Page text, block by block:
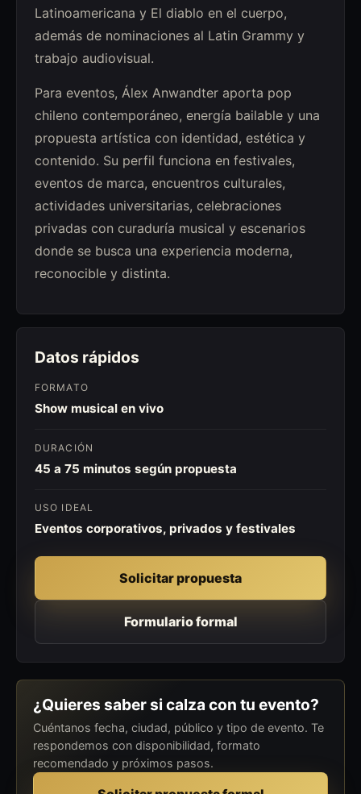
Latinoamericana y El diablo en el cuerpo,
además de nominaciones al Latin Grammy y
trabajo audiovisual.
Para eventos, Álex Anwandter aporta pop
chileno contemporáneo, energía bailable y una
propuesta artística con identidad, estética y
contenido. Su perfil funciona en festivales,
eventos de marca, encuentros culturales,
actividades universitarias, celebraciones
privadas con curaduría musical y escenarios
donde se busca una experiencia moderna,
reconocible y distinta.
Datos rápidos
FORMATO
Show musical en vivo
DURACIÓN
45 a 75 minutos según propuesta
USO IDEAL
Eventos corporativos, privados y festivales
Solicitar propuesta
Formulario formal
¿Quieres saber si calza con tu evento?
Cuéntanos fecha, ciudad, público y tipo de evento. Te
respondemos con disponibilidad, formato
recomendado y próximos pasos.